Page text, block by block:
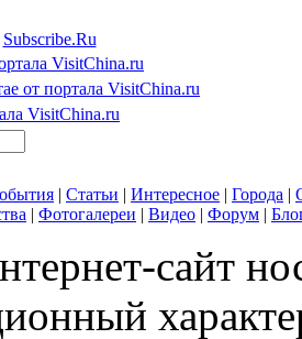
Subscribe.Ru
VisitChina.ru
от портала VisitChina.ru
VisitChina.ru
| Статьи | Интересное | Города |
| Фотогалереи | Видео | Форум |
сайт